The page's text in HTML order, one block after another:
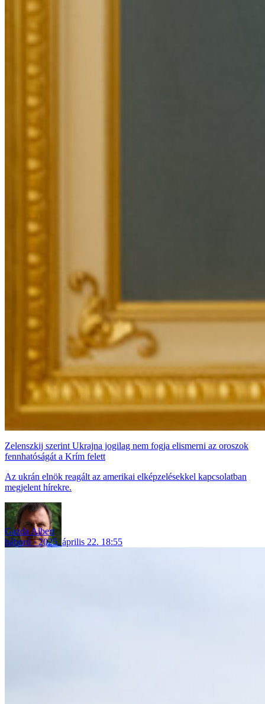
Zelenszkij szerint Ukrajna jogilag nem fogja elismerni az oroszok
fennhatóságát a Krím felett
Az ukrán elnök reagált az amerikai elképzelésekkel kapcsolatban
megjelent hírekre.
Gazda Albert
háború
2025. április 22. 18:55